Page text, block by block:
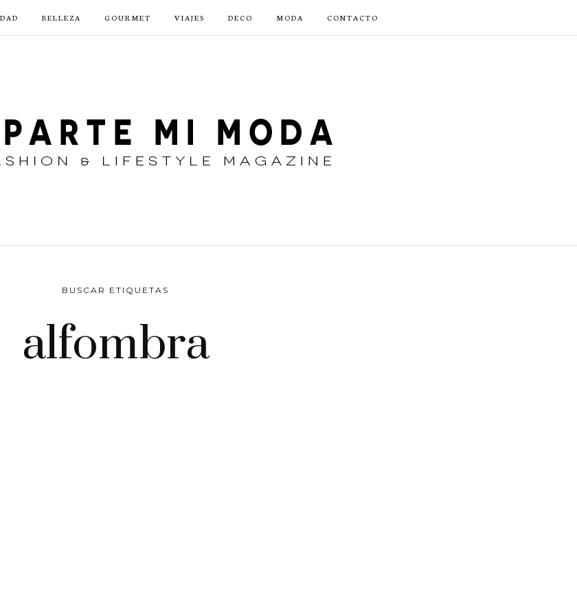
BELLEZA GOURMET VIAJES DECO MODA CONTACTO
BUSCAR ETIQUETAS
alfombra